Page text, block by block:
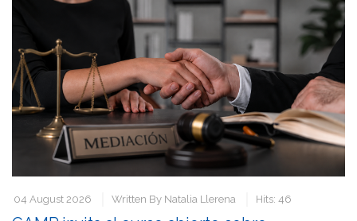
04 August 2026 Written By Natalia Llerena Hits: 46